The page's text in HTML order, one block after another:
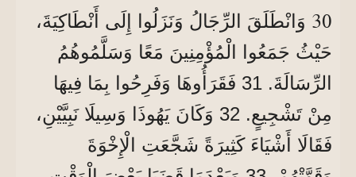
30 وَانْطَلَقَ الرِّجَالُ وَنَزَلُوا إِلَى أَنْطَاكِيَةَ،
حَيْثُ جَمَعُوا الْمُؤْمِنِينَ مَعًا وَسَلَّمُوهُمُ
الرِّسَالَةَ. 31 فَقَرَأُوهَا وَفَرِحُوا بِمَا فِيهَا
مِنْ تَشْجِيعٍ. 32 وَكَانَ يَهُوذَا وَسِيلَا نَبِيَّيْنِ،
فَقَالَا أَشْيَاءَ كَثِيرَةً شَجَّعَتِ الْإِخْوَةَ